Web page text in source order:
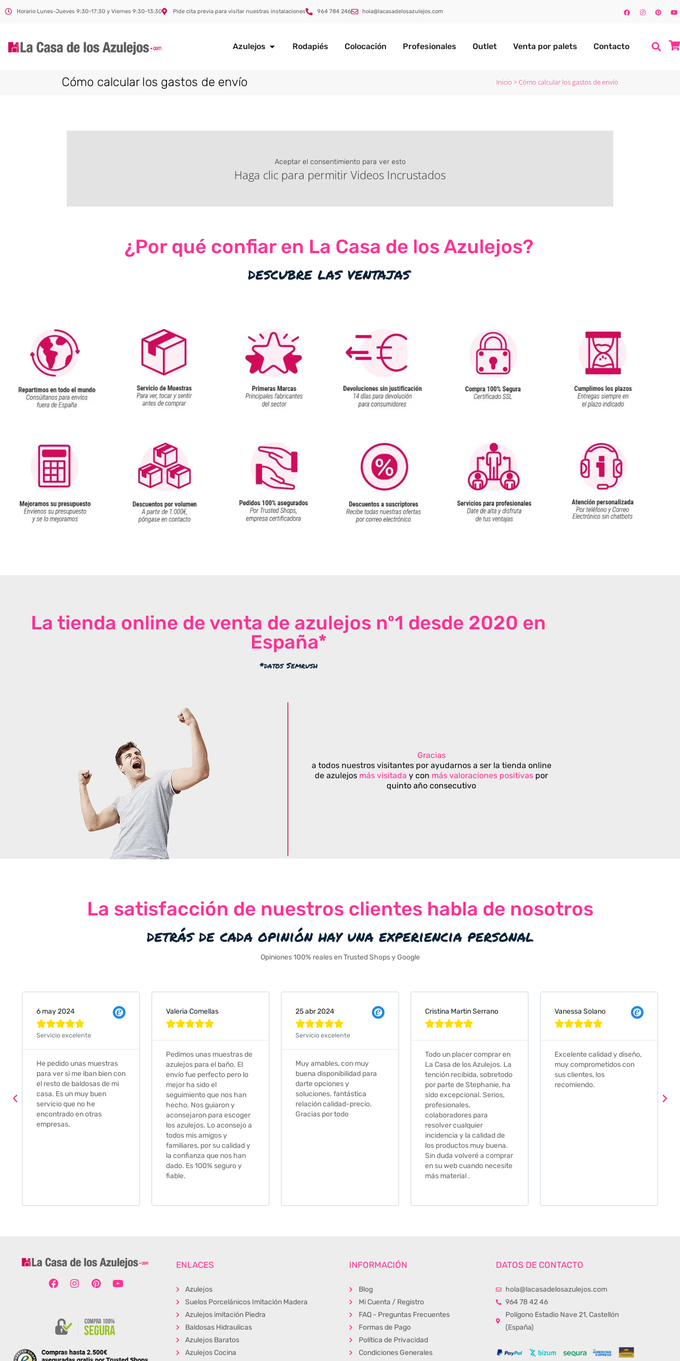
Horario Lunes-Jueves 9:30-17:30 y Viernes 9:30-13:30 Pide cita previa para visitar nuestras instalaciones 964 784 246 hola@lacasadelosazulejos.com
Azulejos Rodapiés Colocación Profesionales Outlet Venta por palets Contacto
Cómo calcular los gastos de envío Inicio >Cómo calcular los gastos de envío
Aceptar el consentimiento para ver esto
Haga clic para permitir Videos Incrustados
¿Por qué confiar en La Casa de los Azulejos?
descubre las ventajas
La tienda online de venta de azulejos nº1 desde 2020 en
España*
*datos Semrush
Gracias
a todos nuestros visitantes por ayudarnos a ser la tienda online
de azulejos más visitada y con más valoraciones positivas por
quinto año consecutivo
La satisfacción de nuestros clientes habla de nosotros
detrás de cada opinión hay una experiencia personal
Opiniones 100% reales en Trusted Shops y Google
Valeria Comellas

azulejos para el baño. El
envío fue perfecto pero lo
mejor ha sido el
seguimiento que nos han
hecho. Nos guiaron y
aconsejaron para escoger
los azulejos. Lo aconsejo a
25 abr 2024

Muy amables, con muy
buena disponibilidad para
darte opciones y
soluciones. fantástica
relación calidad-precio.
Gracias por todo
Cristina Martin Serrano

La Casa de los Azulejos. La
tención recibida, sobretodo
por parte de Stephanie, ha
sido excepcional. Serios,
profesionales,
colaboradores para
Vanessa Solano

Excelente calidad y diseño,
muy comprometidos con
sus clientes, los
recomiendo.
Judit Bonet Pardell

Que decir, si teneis que
comprar alguna baldosa
este és el sitio indicado! Yo
pedi una muestra y me
ENLACES
Azulejos
Suelos Porcelánicos Imitación Madera
Azulejos imitación Piedra
Baldosas Hidraulicas
Azulejos Baratos
Azulejos Cocina
INFORMACIÓN
Blog
Mi Cuenta / Registro
FAQ - Preguntas Frecuentes
Formas de Pago
Política de Privacidad
Condiciones Generales
DATOS DE CONTACTO
hola@lacasadelosazulejos.com
964 78 42 46
Polígono Estadio Nave 21, Castellón
(España)